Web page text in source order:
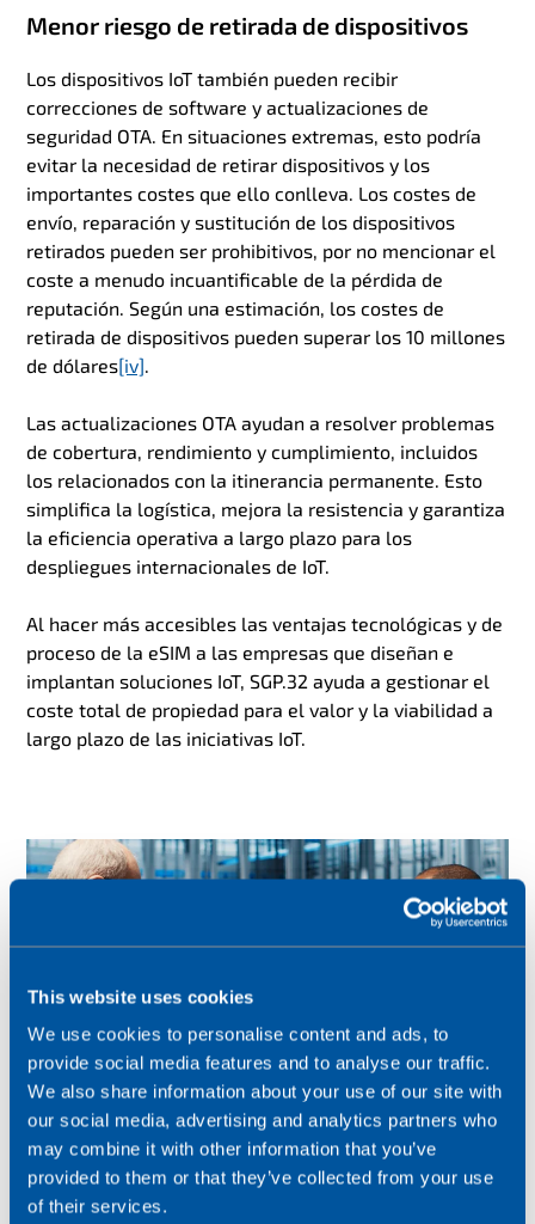
This website uses cookies
We use cookies to personalise content and ads, to
provide social media features and to analyse our traffic.
We also share information about your use of our site with
our social media, advertising and analytics partners who
may combine it with other information that you’ve
provided to them or that they’ve collected from your use
of their services.
Menor riesgo de retirada de dispositivos
Los dispositivos IoT también pueden recibir
correcciones de software y actualizaciones de
seguridad OTA. En situaciones extremas, esto podría
evitar la necesidad de retirar dispositivos y los
importantes costes que ello conlleva. Los costes de
envío, reparación y sustitución de los dispositivos
retirados pueden ser prohibitivos, por no mencionar el
coste a menudo incuantificable de la pérdida de
reputación. Según una estimación, los costes de
retirada de dispositivos pueden superar los 10 millones
de dólares[iv].
Las actualizaciones OTA ayudan a resolver problemas
de cobertura, rendimiento y cumplimiento, incluidos
los relacionados con la itinerancia permanente. Esto
simplifica la logística, mejora la resistencia y garantiza
la eficiencia operativa a largo plazo para los
despliegues internacionales de IoT.
Al hacer más accesibles las ventajas tecnológicas y de
proceso de la eSIM a las empresas que diseñan e
implantan soluciones IoT, SGP.32 ayuda a gestionar el
coste total de propiedad para el valor y la viabilidad a
largo plazo de las iniciativas IoT.